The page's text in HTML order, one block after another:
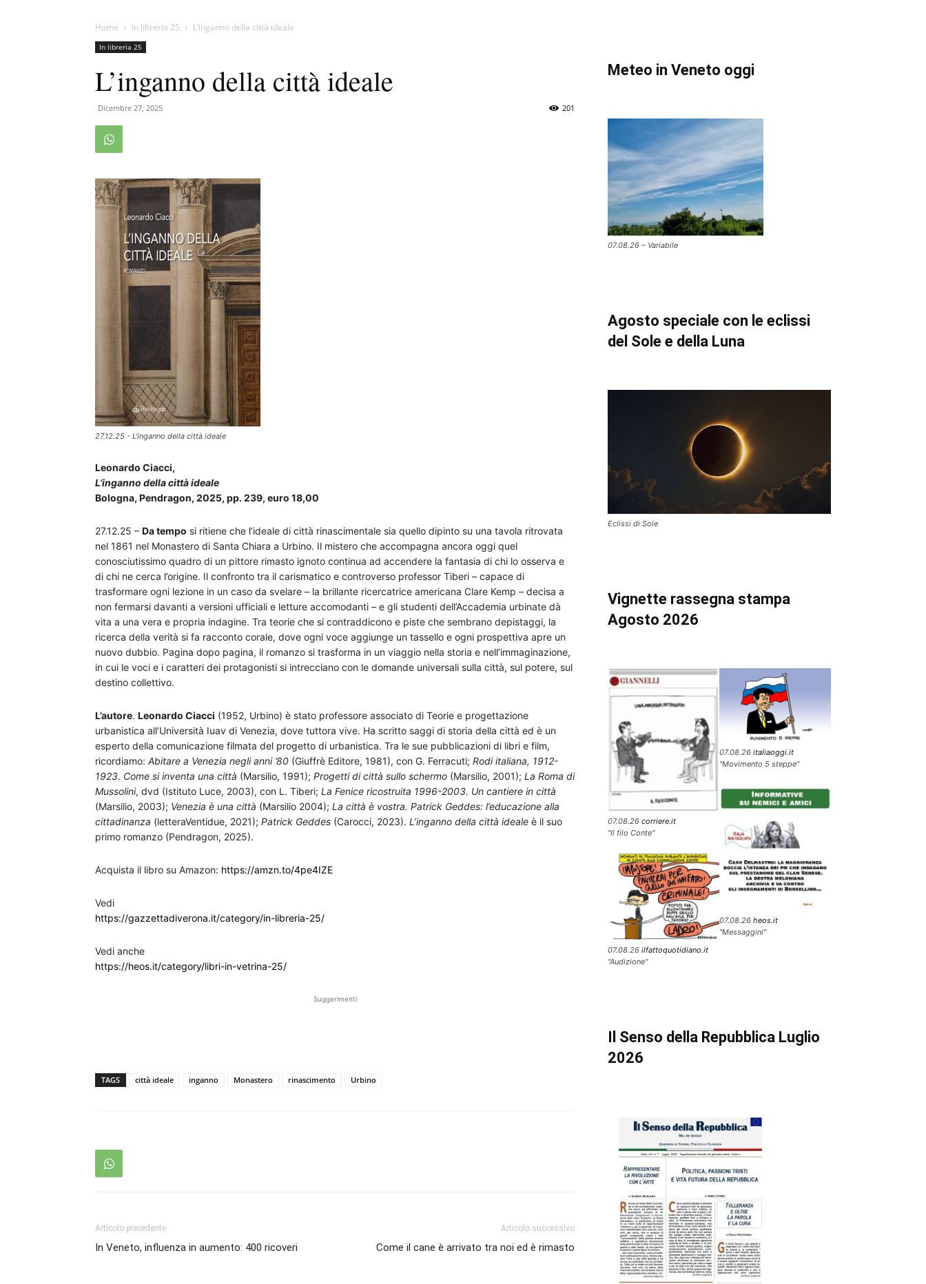
Home In libreria 25 L’inganno della città ideale
In libreria 25
L’inganno della città ideale
Dicembre 27, 2025 201
27.12.25 - L'inganno della città ideale
Leonardo Ciacci,
L’inganno della città ideale
Bologna, Pendragon, 2025, pp. 239, euro 18,00
27.12.25 – Da tempo si ritiene che l’ideale di città rinascimentale sia quello dipinto su una tavola ritrovata
nel 1861 nel Monastero di Santa Chiara a Urbino. Il mistero che accompagna ancora oggi quel
conosciutissimo quadro di un pittore rimasto ignoto continua ad accendere la fantasia di chi lo osserva e
di chi ne cerca l’origine. Il confronto tra il carismatico e controverso professor Tiberi – capace di
trasformare ogni lezione in un caso da svelare – la brillante ricercatrice americana Clare Kemp – decisa a
non fermarsi davanti a versioni ufficiali e letture accomodanti – e gli studenti dell’Accademia urbinate dà
vita a una vera e propria indagine. Tra teorie che si contraddicono e piste che sembrano depistaggi, la
ricerca della verità si fa racconto corale, dove ogni voce aggiunge un tassello e ogni prospettiva apre un
nuovo dubbio. Pagina dopo pagina, il romanzo si trasforma in un viaggio nella storia e nell’immaginazione,
in cui le voci e i caratteri dei protagonisti si intrecciano con le domande universali sulla città, sul potere, sul
destino collettivo.
L’autore. Leonardo Ciacci (1952, Urbino) è stato professore associato di Teorie e progettazione
urbanistica all’Università Iuav di Venezia, dove tuttora vive. Ha scritto saggi di storia della città ed è un
esperto della comunicazione filmata del progetto di urbanistica. Tra le sue pubblicazioni di libri e film,
ricordiamo: Abitare a Venezia negli anni ’80 (Giuffrè Editore, 1981), con G. Ferracuti; Rodi italiana, 1912-
1923. Come si inventa una città (Marsilio, 1991); Progetti di città sullo schermo (Marsilio, 2001); La Roma di
Mussolini, dvd (Istituto Luce, 2003), con L. Tiberi; La Fenice ricostruita 1996-2003. Un cantiere in città
(Marsilio, 2003); Venezia è una città (Marsilio 2004); La città è vostra. Patrick Geddes: l’educazione alla
cittadinanza (letteraVentidue, 2021); Patrick Geddes (Carocci, 2023). L’inganno della città ideale è il suo
primo romanzo (Pendragon, 2025).
Acquista il libro su Amazon: https://amzn.to/4pe4IZE
Vedi
https://gazzettadiverona.it/category/in-libreria-25/
Vedi anche
https://heos.it/category/libri-in-vetrina-25/
Suggerimenti
TAGS città ideale inganno Monastero rinascimento Urbino
Articolo precedente
In Veneto, influenza in aumento: 400 ricoveri
Articolo successivo
Come il cane è arrivato tra noi ed è rimasto
Meteo in Veneto oggi
07.08.26 – Variabile
Agosto speciale con le eclissi
del Sole e della Luna
Eclissi di Sole
Vignette rassegna stampa
Agosto 2026
07.08.26 corriere.it
"Il filo Conte"
07.08.26 ilfattoquotidiano.it
"Audizione"
07.08.26 italiaoggi.it
"Movimento 5 steppe"
07.08.26 heos.it
"Messaggini"
Il Senso della Repubblica Luglio
2026